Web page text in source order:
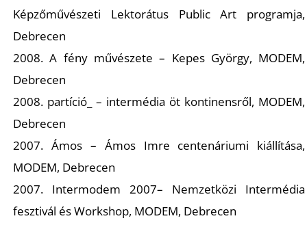
Képzőművészeti Lektorátus Public Art programja,
Debrecen
2008. A fény művészete – Kepes György, MODEM,
Debrecen
2008. partíció_ – intermédia öt kontinensről, MODEM,
Debrecen
2007. Ámos – Ámos Imre centenáriumi kiállítása,
MODEM, Debrecen
2007. Intermodem 2007– Nemzetközi Intermédia
fesztivál és Workshop, MODEM, Debrecen